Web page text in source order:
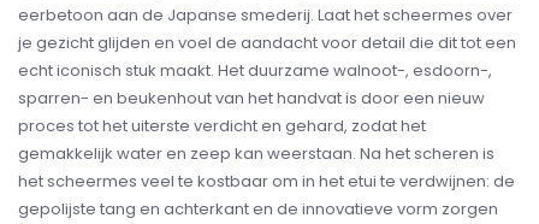
eerbetoon aan de Japanse smederij. Laat het scheermes over
je gezicht glijden en voel de aandacht voor detail die dit tot een
echt iconisch stuk maakt. Het duurzame walnoot-, esdoorn-,
sparren- en beukenhout van het handvat is door een nieuw
proces tot het uiterste verdicht en gehard, zodat het
gemakkelijk water en zeep kan weerstaan. Na het scheren is
het scheermes veel te kostbaar om in het etui te verdwijnen: de
gepolijste tang en achterkant en de innovatieve vorm zorgen